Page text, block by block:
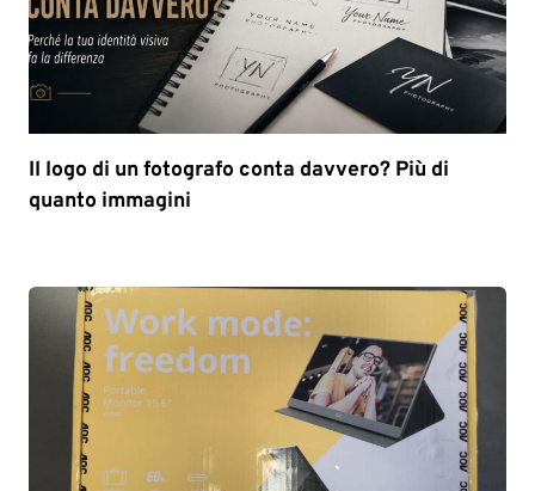
Il logo di un fotografo conta davvero? Più di
quanto immagini